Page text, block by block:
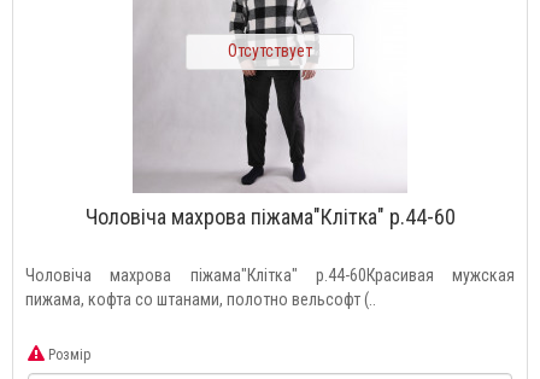
Отсутствует
Чоловіча махрова піжама"Клітка" р.44-60
Чоловіча махрова піжама"Клітка" р.44-60Красивая мужская
пижама, кофта со штанами, полотно вельсофт (..
Розмір